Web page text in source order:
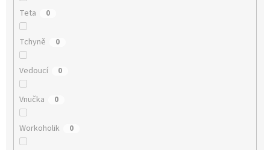
Teta 0
Tchyně 0
Vedoucí 0
Vnučka 0
Workoholik 0